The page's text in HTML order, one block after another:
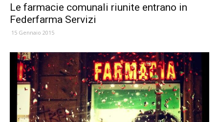
Le farmacie comunali riunite entrano in
Federfarma Servizi
15 Gennaio 2015